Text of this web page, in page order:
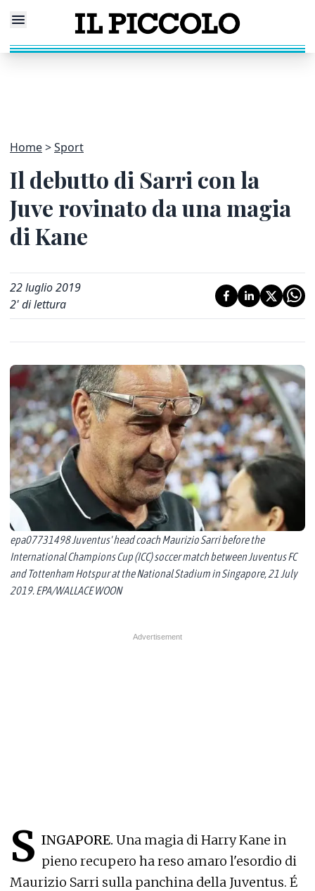
Home Sport
Il debutto di Sarri con la
Juve rovinato da una magia
di Kane
22 luglio 2019
2' di lettura
epa07731498 Juventus' head coach Maurizio Sarri before the
International Champions Cup (ICC) soccer match between Juventus FC
and Tottenham Hotspur at the National Stadium in Singapore, 21 July
2019. EPA/WALLACE WOON
S INGAPORE. Una magia di Harry Kane in
pieno recupero ha reso amaro l'esordio di
Maurizio Sarri sulla panchina della Juventus. É